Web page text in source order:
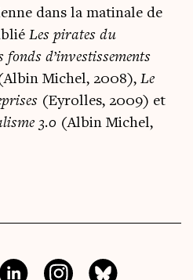
dans la matinale de
Les pirates du
d’investissements
Michel, 2008), Le
(Eyrolles, 2009) et
3.0 (Albin Michel,